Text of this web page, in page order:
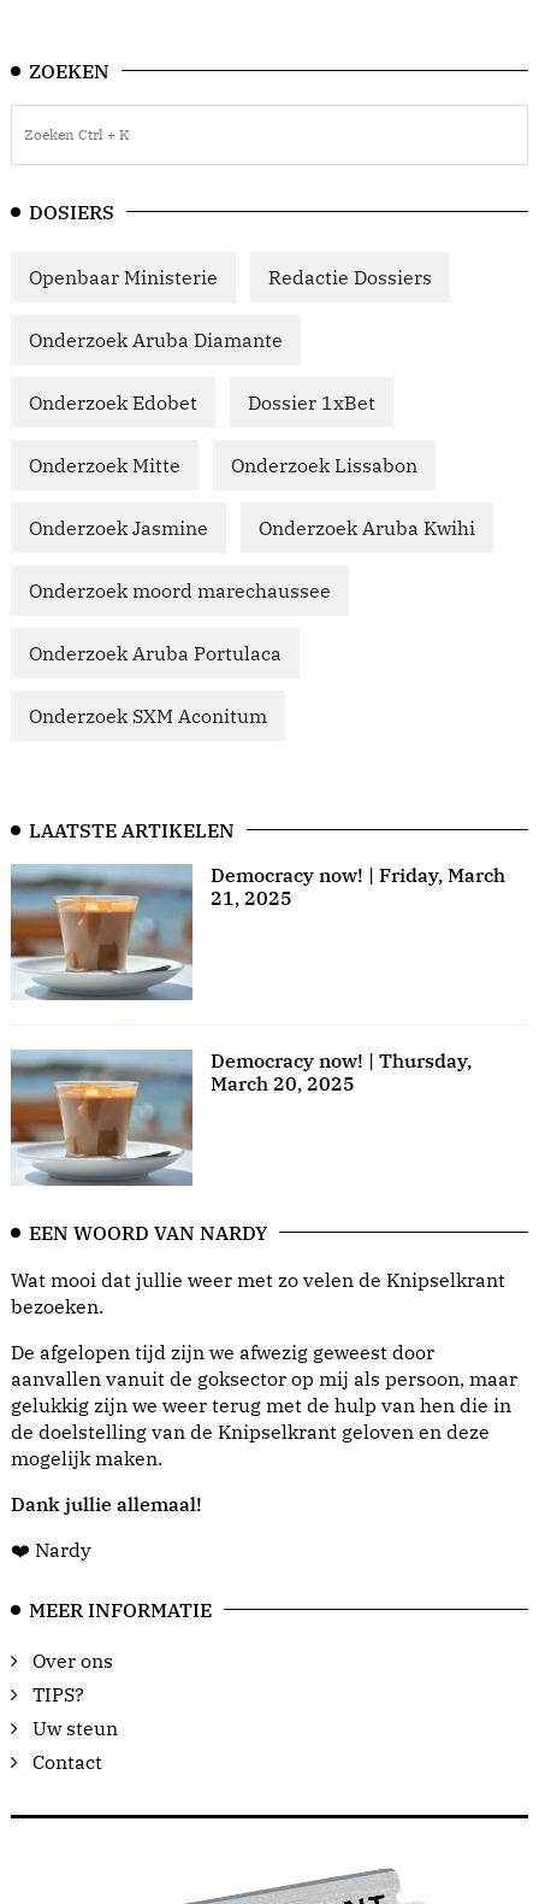
ZOEKEN
DOSIERS
Openbaar Ministerie Redactie Dossiers
Onderzoek Aruba Diamante
Onderzoek Edobet Dossier 1xBet
Onderzoek Mitte Onderzoek Lissabon
Onderzoek Jasmine Onderzoek Aruba Kwihi
Onderzoek moord marechaussee
Onderzoek Aruba Portulaca
Onderzoek SXM Aconitum
LAATSTE ARTIKELEN
Democracy now! | Friday, March
21, 2025
Democracy now! | Thursday,
March 20, 2025
EEN WOORD VAN NARDY
Wat mooi dat jullie weer met zo velen de Knipselkrant
bezoeken.
De afgelopen tijd zijn we afwezig geweest door
aanvallen vanuit de goksector op mij als persoon, maar
gelukkig zijn we weer terug met de hulp van hen die in
de doelstelling van de Knipselkrant geloven en deze
mogelijk maken.
Dank jullie allemaal!
❤️ Nardy
MEER INFORMATIE
Over ons
TIPS?
Uw steun
Contact